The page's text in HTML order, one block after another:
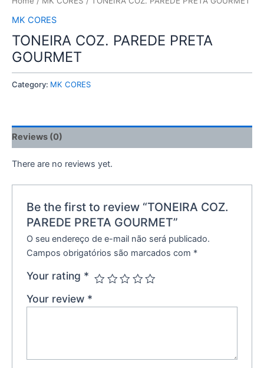
MK CORES
TONEIRA COZ. PAREDE PRETA
GOURMET
Category: MK CORES
Reviews (0)
There are no reviews yet.
Be the first to review “TONEIRA COZ.
PAREDE PRETA GOURMET”
O seu endereço de e-mail não será publicado.
Campos obrigatórios são marcados com *
Your rating *
Your review *